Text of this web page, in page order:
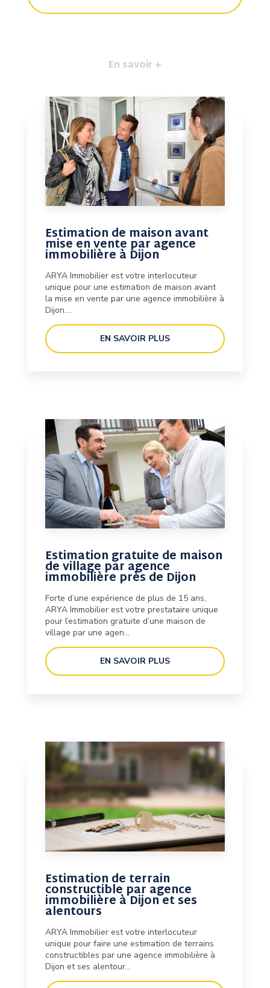
En savoir +
Estimation de maison avant
mise en vente par agence
immobilière à Dijon
ARYA Immobilier est votre interlocuteur
unique pour une estimation de maison avant
la mise en vente par une agence immobilière à
Dijon....
EN SAVOIR PLUS
Estimation gratuite de maison
de village par agence
immobilière près de Dijon
Forte d’une expérience de plus de 15 ans,
ARYA Immobilier est votre prestataire unique
pour l’estimation gratuite d’une maison de
village par une agen...
EN SAVOIR PLUS
Estimation de terrain
constructible par agence
immobilière à Dijon et ses
alentours
ARYA Immobilier est votre interlocuteur
unique pour faire une estimation de terrains
constructibles par une agence immobilière à
Dijon et ses alentour...